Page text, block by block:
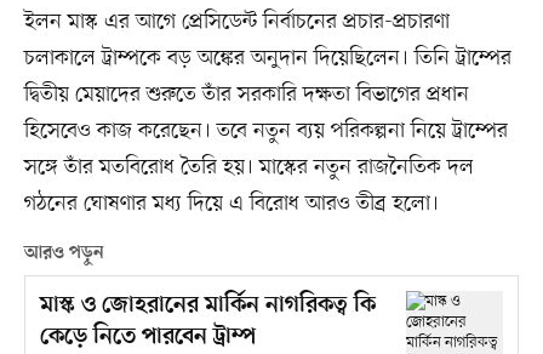
ইলন মাস্ক এর আগে প্রেসিডেন্ট নির্বাচনের প্রচার-প্রচারণা
চলাকালে ট্রাম্পকে বড় অঙ্কের অনুদান দিয়েছিলেন। তিনি ট্রাম্পের
দ্বিতীয় মেয়াদের শুরুতে তাঁর সরকারি দক্ষতা বিভাগের প্রধান
হিসেবেও কাজ করেছেন। তবে নতুন ব্যয় পরিকল্পনা নিয়ে ট্রাম্পের
সঙ্গে তাঁর মতবিরোধ তৈরি হয়। মাস্কের নতুন রাজনৈতিক দল
গঠনের ঘোষণার মধ্য দিয়ে এ বিরোধ আরও তীব্র হলো।
আরও পড়ুন
মাস্ক ও জোহরানের মার্কিন নাগরিকত্ব কি
কেড়ে নিতে পারবেন ট্রাম্প